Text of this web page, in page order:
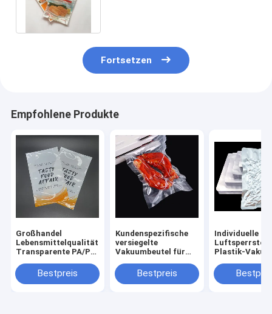
Fortsetzen
Empfohlene Produkte
Großhandel
Lebensmittelqualität
Transparente PA/PE
Vakuumverpackung,
für flache
Bestpreis
Kundenspezifische
versiegelte
Vakuumbeutel für
Prägung, PA/PE
feuchtigkeitsbeständige
Bestpreis
Individuelle
Plastik-
Lebensmittel,